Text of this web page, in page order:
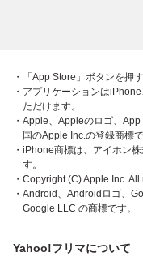
・「App Store」ボタンを押
・アプリケーションは
ただけます。
・Apple、Appleのロゴ、
国のApple Inc.の登録商標で
・iPhone商標は、アイホン
す。
・Copyright (C) Apple Inc.
・Android、Androidロゴ、
Google LLC の商標です。
Yahoo!フリマについて